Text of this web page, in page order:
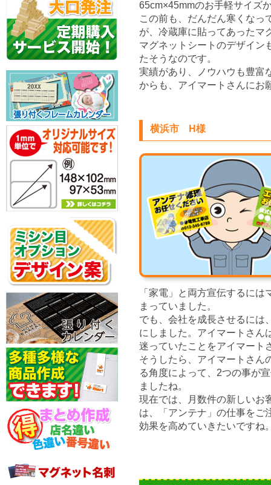
65cm×45mmのお手軽サイズ
この前も、だんだん寒くなっ
が、冷蔵庫に貼ってあったマ
マグネットシートのデザイン
たそうなのです。
実績があり、ノウハウも豊富
からも、アイマートさんにお
横浜市 H様
「家電」と両方宣伝するに
まっていました。
でも、会社を成長させるには
にしました。アイマートさん
迷っていたことをアイマート
そうしたら、アイマートさん
る角度によって、2つの事が
ましたね。
現在では、月数件の新しいお
は、「アンテナ」の仕事をご
効果を高めていきたいですね